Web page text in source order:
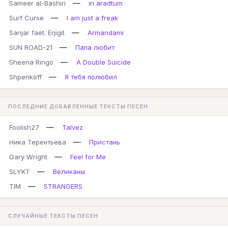
Sameer al-Bashiri
—
in aradtum
Surf Curse
—
I am just a freak
Sanjar faet. Erjigit
—
Armandami
SUN ROAD-21
—
Папа любит
Sheena Ringo
—
A Double Suicide
Shpenkoff
— Я тебя полюбил
ПОСЛЕДНИЕ ДОБАВЛЕННЫЕ ТЕКСТЫ ПЕСЕН
Foolish27 —
Talvez
Ника Терентьева
—
Пристань
Gary Wright
—
Feel for Me
SLYKT
—
Великаны
TIM
— STRANGERS
СЛУЧАЙНЫЕ ТЕКСТЫ ПЕСЕН